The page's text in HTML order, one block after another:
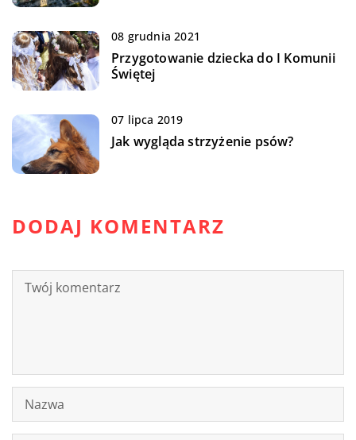
08 grudnia 2021
Przygotowanie dziecka do I Komunii
Świętej
07 lipca 2019
Jak wygląda strzyżenie psów?
DODAJ KOMENTARZ